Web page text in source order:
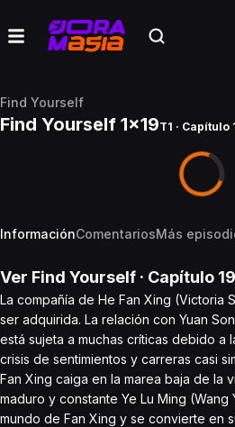
Find Yourself
Find Yourself 1x19T1 · Capítulo
InformaciónComentariosMás
Ver Find Yourself · Capítulo 19
La compañía de He Fan Xing (Victoria
ser adquirida. La relación con Yuan
está sujeta a muchas críticas debido a
crisis de sentimientos y carreras casi
Fan Xing caiga en la marea baja de la
maduro y constante Ye Lu Ming (Wang
mundo de Fan Xing y se convierte en